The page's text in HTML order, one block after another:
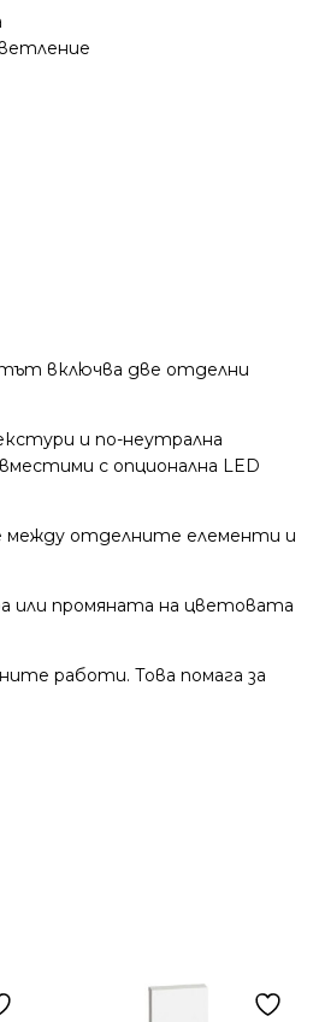
включва две отделни
и по-неутрална
с опционална LED
между отделните елементи и
или промяната на цветовата
работи. Това помага за